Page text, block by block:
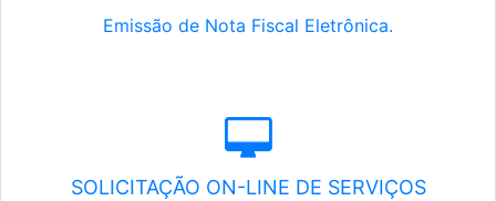
Emissão de Nota Fiscal Eletrônica.
SOLICITAÇÃO ON-LINE DE SERVIÇOS